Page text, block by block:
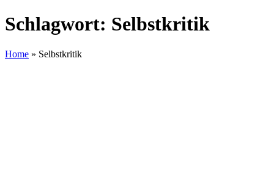
Schlagwort: Selbstkritik
Home » Selbstkritik